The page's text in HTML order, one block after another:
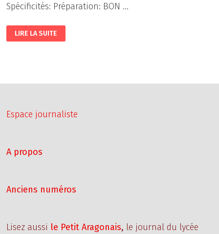
Spécificités: Préparation: BON …
TIRAMISU
(RECETTE
ORIGINALE)
LIRE LA SUITE
Espace journaliste
A propos
Anciens numéros
Lisez aussi le Petit Aragonais, le journal du lycée